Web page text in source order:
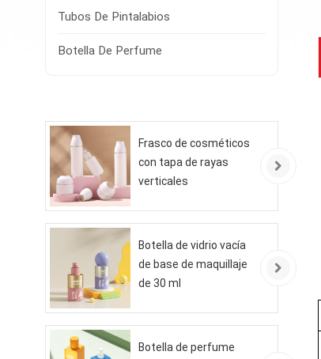
Tubos De Pintalabios
Botella De Perfume
Frasco de cosméticos
con tapa de rayas
verticales
Botella de vidrio vacía
de base de maquillaje
de 30 ml
Botella de perfume